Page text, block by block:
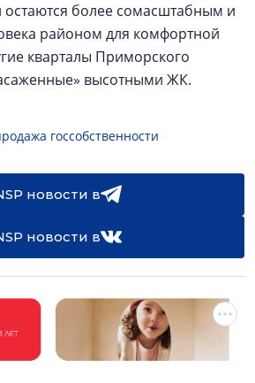
более сомасштабным и
районом для комфортной
кварталы Приморского
высотными ЖК.
госсобственности
новости в
новости в